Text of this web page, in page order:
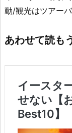
動/観光はツアー
あわせて読も